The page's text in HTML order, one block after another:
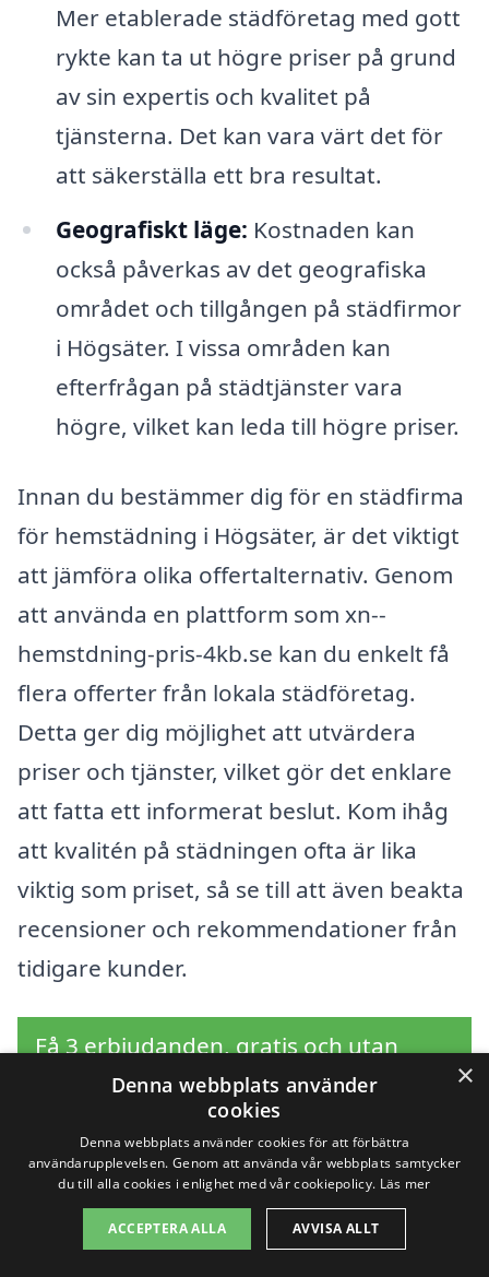
Mer etablerade städföretag med gott
rykte kan ta ut högre priser på grund
av sin expertis och kvalitet på
tjänsterna. Det kan vara värt det för
att säkerställa ett bra resultat.
Geografiskt läge: Kostnaden kan
också påverkas av det geografiska
området och tillgången på städfirmor
i Högsäter. I vissa områden kan
efterfrågan på städtjänster vara
högre, vilket kan leda till högre priser.
Innan du bestämmer dig för en städfirma
för hemstädning i Högsäter, är det viktigt
att jämföra olika offertalternativ. Genom
att använda en plattform som xn--
hemstdning-pris-4kb.se kan du enkelt få
flera offerter från lokala städföretag.
Detta ger dig möjlighet att utvärdera
priser och tjänster, vilket gör det enklare
att fatta ett informerat beslut. Kom ihåg
att kvalitén på städningen ofta är lika
viktig som priset, så se till att även beakta
recensioner och rekommendationer från
tidigare kunder.
Få 3 erbjudanden, gratis och utan
förpliktelser
Sök efter professionell
hemstädning i andra
×
Denna webbplats använder
cookies
Denna webbplats använder cookies för att förbättra
användarupplevelsen. Genom att använda vår webbplats samtycker
du till alla cookies i enlighet med vår cookiepolicy. Läs mer
ACCEPTERA ALLA AVVISA ALLT